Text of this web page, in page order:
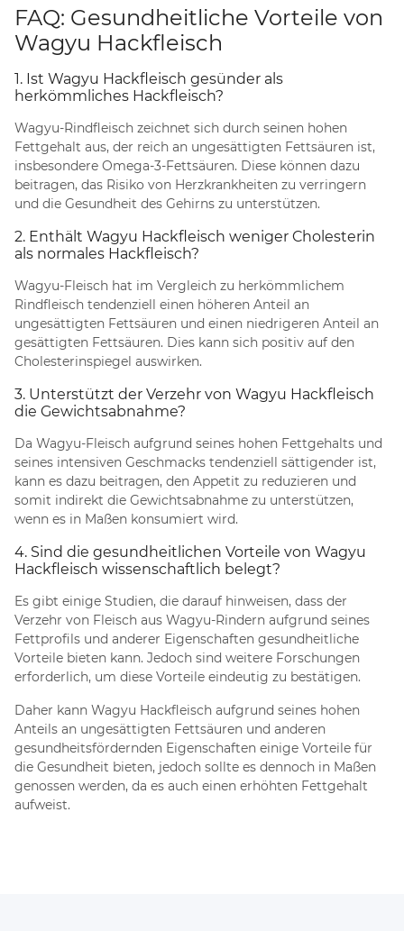
FAQ: Gesundheitliche Vorteile von
Wagyu Hackfleisch
1. Ist Wagyu Hackfleisch gesünder als
herkömmliches Hackfleisch?
Wagyu-Rindfleisch zeichnet sich durch seinen hohen
Fettgehalt aus, der reich an ungesättigten Fettsäuren ist,
insbesondere Omega-3-Fettsäuren. Diese können dazu
beitragen, das Risiko von Herzkrankheiten zu verringern
und die Gesundheit des Gehirns zu unterstützen.
2. Enthält Wagyu Hackfleisch weniger Cholesterin
als normales Hackfleisch?
Wagyu-Fleisch hat im Vergleich zu herkömmlichem
Rindfleisch tendenziell einen höheren Anteil an
ungesättigten Fettsäuren und einen niedrigeren Anteil an
gesättigten Fettsäuren. Dies kann sich positiv auf den
Cholesterinspiegel auswirken.
3. Unterstützt der Verzehr von Wagyu Hackfleisch
die Gewichtsabnahme?
Da Wagyu-Fleisch aufgrund seines hohen Fettgehalts und
seines intensiven Geschmacks tendenziell sättigender ist,
kann es dazu beitragen, den Appetit zu reduzieren und
somit indirekt die Gewichtsabnahme zu unterstützen,
wenn es in Maßen konsumiert wird.
4. Sind die gesundheitlichen Vorteile von Wagyu
Hackfleisch wissenschaftlich belegt?
Es gibt einige Studien, die darauf hinweisen, dass der
Verzehr von Fleisch aus Wagyu-Rindern aufgrund seines
Fettprofils und anderer Eigenschaften gesundheitliche
Vorteile bieten kann. Jedoch sind weitere Forschungen
erforderlich, um diese Vorteile eindeutig zu bestätigen.
Daher kann Wagyu Hackfleisch aufgrund seines hohen
Anteils an ungesättigten Fettsäuren und anderen
gesundheitsfördernden Eigenschaften einige Vorteile für
die Gesundheit bieten, jedoch sollte es dennoch in Maßen
genossen werden, da es auch einen erhöhten Fettgehalt
aufweist.